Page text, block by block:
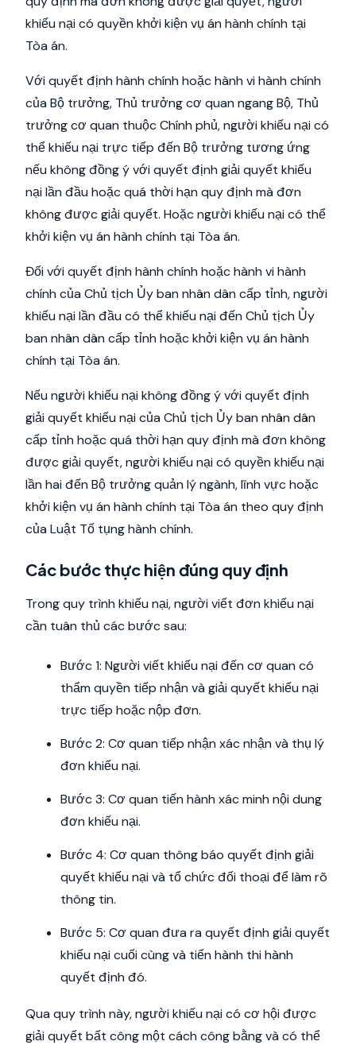
khiếu nại có quyền khởi kiện vụ án hành chính tại
Tòa án.
Với quyết định hành chính hoặc hành vi hành chính
của Bộ trưởng, Thủ trưởng cơ quan ngang Bộ, Thủ
trưởng cơ quan thuộc Chính phủ, người khiếu nại có
thể khiếu nại trực tiếp đến Bộ trưởng tương ứng
nếu không đồng ý với quyết định giải quyết khiếu
nại lần đầu hoặc quá thời hạn quy định mà đơn
không được giải quyết. Hoặc người khiếu nại có thể
khởi kiện vụ án hành chính tại Tòa án.
Đối với quyết định hành chính hoặc hành vi hành
chính của Chủ tịch Ủy ban nhân dân cấp tỉnh, người
khiếu nại lần đầu có thể khiếu nại đến Chủ tịch Ủy
ban nhân dân cấp tỉnh hoặc khởi kiện vụ án hành
chính tại Tòa án.
Nếu người khiếu nại không đồng ý với quyết định
giải quyết khiếu nại của Chủ tịch Ủy ban nhân dân
cấp tỉnh hoặc quá thời hạn quy định mà đơn không
được giải quyết, người khiếu nại có quyền khiếu nại
lần hai đến Bộ trưởng quản lý ngành, lĩnh vực hoặc
khởi kiện vụ án hành chính tại Tòa án theo quy định
của Luật Tố tụng hành chính.
Các bước thực hiện đúng quy định
Trong quy trình khiếu nại, người viết đơn khiếu nại
cần tuân thủ các bước sau:
Bước 1: Người viết khiếu nại đến cơ quan có
thẩm quyền tiếp nhận và giải quyết khiếu nại
trực tiếp hoặc nộp đơn.
Bước 2: Cơ quan tiếp nhận xác nhận và thụ lý
đơn khiếu nại.
Bước 3: Cơ quan tiến hành xác minh nội dung
đơn khiếu nại.
Bước 4: Cơ quan thông báo quyết định giải
quyết khiếu nại và tổ chức đối thoại để làm rõ
thông tin.
Bước 5: Cơ quan đưa ra quyết định giải quyết
khiếu nại cuối cùng và tiến hành thi hành
quyết định đó.
Qua quy trình này, người khiếu nại có cơ hội được
giải quyết bất công một cách công bằng và có thể